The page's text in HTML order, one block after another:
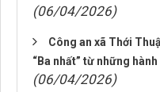
(06/04/2026)
Công an xã Thới
“Ba nhất” từ những
(06/04/2026)